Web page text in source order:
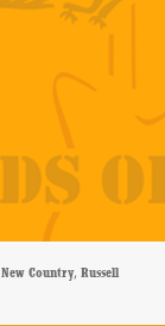
New Country,Russell
– Same – CD-Review